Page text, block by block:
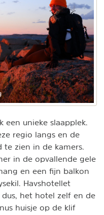
een unieke slaapplek.
regio langs en de
te zien in de kamers.
in de opvallende gele
en een fijn balkon
Havshotellet
het hotel zelf en de
huisje op de klif